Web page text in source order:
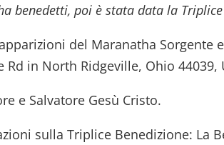
benedetti, poi è stata data la
del Maranatha Sorgente
Rd in North Ridgeville, Ohio 44039,
e Salvatore Gesù Cristo.
sulla Triplice Benedizione: La